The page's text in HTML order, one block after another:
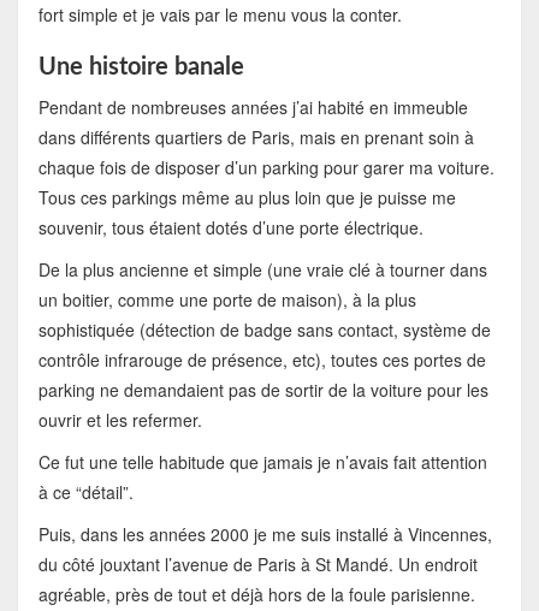
fort simple et je vais par le menu vous la conter.
Une histoire banale
Pendant de nombreuses années j’ai habité en immeuble
dans différents quartiers de Paris, mais en prenant soin à
chaque fois de disposer d’un parking pour garer ma voiture.
Tous ces parkings même au plus loin que je puisse me
souvenir, tous étaient dotés d’une porte électrique.
De la plus ancienne et simple (une vraie clé à tourner dans
un boitier, comme une porte de maison), à la plus
sophistiquée (détection de badge sans contact, système de
contrôle infrarouge de présence, etc), toutes ces portes de
parking ne demandaient pas de sortir de la voiture pour les
ouvrir et les refermer.
Ce fut une telle habitude que jamais je n’avais fait attention
à ce “détail”.
Puis, dans les années 2000 je me suis installé à Vincennes,
du côté jouxtant l’avenue de Paris à St Mandé. Un endroit
agréable, près de tout et déjà hors de la foule parisienne.